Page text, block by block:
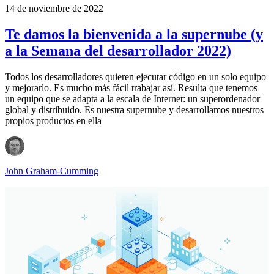
14 de noviembre de 2022
Te damos la bienvenida a la supernube (y
a la Semana del desarrollador 2022)
Todos los desarrolladores quieren ejecutar código en un solo equipo
y mejorarlo. Es mucho más fácil trabajar así. Resulta que tenemos
un equipo que se adapta a la escala de Internet: un superordenador
global y distribuido. Es nuestra supernube y desarrollamos nuestros
propios productos en ella
John Graham-Cumming